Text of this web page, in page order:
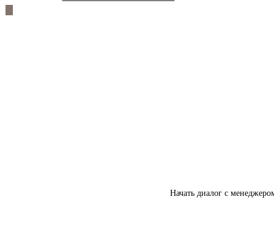
Начать диалог с